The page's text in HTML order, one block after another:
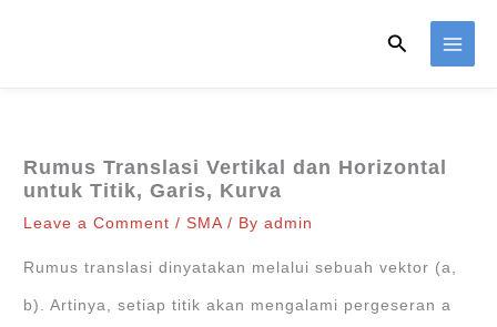
Search
Rumus Translasi Vertikal dan Horizontal
untuk Titik, Garis, Kurva
Leave a Comment /SMA/ Byadmin
Rumus translasi dinyatakan melalui sebuah vektor (a,
b). Artinya, setiap titik akan mengalami pergeseran a